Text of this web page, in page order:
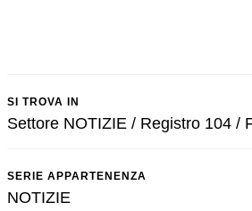
SI TROVA IN
Settore NOTIZIE / Registro 104 /
SERIE APPARTENENZA
NOTIZIE